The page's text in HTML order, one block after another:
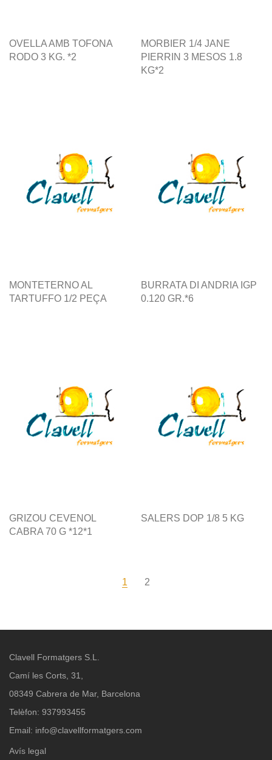
OVELLA AMB TOFONA
RODO 3 KG. *2
MORBIER 1/4 JANE
PIERRIN 3 MESOS 1.8
KG*2
MONTETERNO AL
TARTUFFO 1/2 PEÇA
BURRATA DI ANDRIA IGP
0.120 GR.*6
GRIZOU CEVENOL
CABRA 70 G *12*1
SALERS DOP 1/8 5 KG
1 2
Clavell Formatgers S.L.
Camí les Corts, 31,
08349 Cabrera de Mar, Barcelona
Telèfon: 937993455
Email: info@clavellformatgers.com
Avís legal